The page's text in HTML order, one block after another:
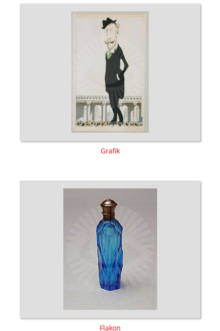
Grafik
Flakon